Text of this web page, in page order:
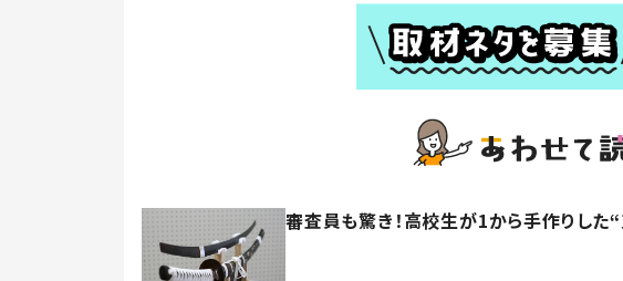
審査員も驚き！高校生が1から手作りした